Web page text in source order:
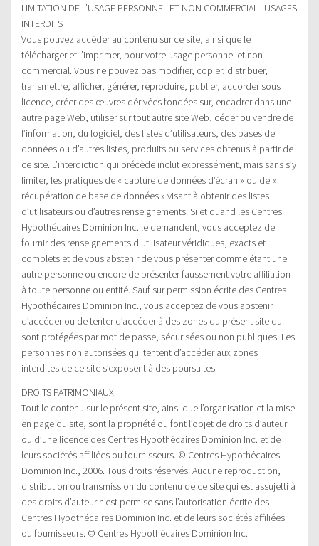
LIMITATION DE L’USAGE PERSONNEL ET NON COMMERCIAL : USAGES
INTERDITS
Vous pouvez accéder au contenu sur ce site, ainsi que le
télécharger et l’imprimer, pour votre usage personnel et non
commercial. Vous ne pouvez pas modifier, copier, distribuer,
transmettre, afficher, générer, reproduire, publier, accorder sous
licence, créer des œuvres dérivées fondées sur, encadrer dans une
autre page Web, utiliser sur tout autre site Web, céder ou vendre de
l’information, du logiciel, des listes d’utilisateurs, des bases de
données ou d’autres listes, produits ou services obtenus à partir de
ce site. L’interdiction qui précède inclut expressément, mais sans s’y
limiter, les pratiques de « capture de données d’écran » ou de «
récupération de base de données » visant à obtenir des listes
d’utilisateurs ou d’autres renseignements. Si et quand les Centres
Hypothécaires Dominion Inc. le demandent, vous acceptez de
fournir des renseignements d’utilisateur véridiques, exacts et
complets et de vous abstenir de vous présenter comme étant une
autre personne ou encore de présenter faussement votre affiliation
à toute personne ou entité. Sauf sur permission écrite des Centres
Hypothécaires Dominion Inc., vous acceptez de vous abstenir
d’accéder ou de tenter d’accéder à des zones du présent site qui
sont protégées par mot de passe, sécurisées ou non publiques. Les
personnes non autorisées qui tentent d’accéder aux zones
interdites de ce site s’exposent à des poursuites.
DROITS PATRIMONIAUX
Tout le contenu sur le présent site, ainsi que l’organisation et la mise
en page du site, sont la propriété ou font l’objet de droits d’auteur
ou d’une licence des Centres Hypothécaires Dominion Inc. et de
leurs sociétés affiliées ou fournisseurs. © Centres Hypothécaires
Dominion Inc., 2006. Tous droits réservés. Aucune reproduction,
distribution ou transmission du contenu de ce site qui est assujetti à
des droits d’auteur n’est permise sans l’autorisation écrite des
Centres Hypothécaires Dominion Inc. et de leurs sociétés affiliées
ou fournisseurs. © Centres Hypothécaires Dominion Inc.